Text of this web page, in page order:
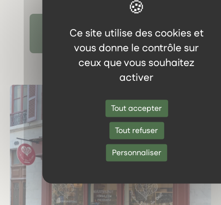
Ce site utilise des cookies et
vous donne le contrôle sur
ceux que vous souhaitez
activer
Tout accepter
Tout refuser
Personnaliser
Découvrir tous les témoignages